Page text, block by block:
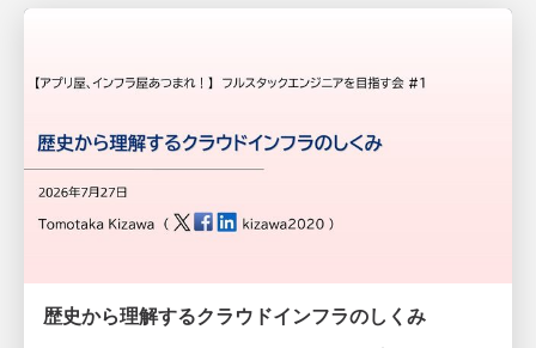
歴史から理解するクラウドインフラのしくみ